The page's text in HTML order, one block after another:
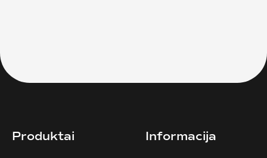
Produktai Informacija